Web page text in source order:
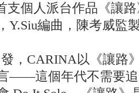
支個人派台作品《讓
Y.Siu編曲，陳考威監
，CARINA以《讓路
——這個年代不需要